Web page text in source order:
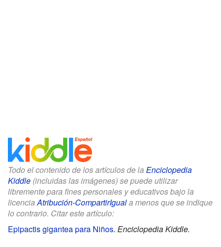
Todo el contenido de los artículos de la Enciclopedia
Kiddle (incluidas las imágenes) se puede utilizar
libremente para fines personales y educativos bajo la
licenciaAtribución-CompartirIguala menos que se indique
lo contrario. Citar este artículo:
Epipactis gigantea para Niños. Enciclopedia Kiddle.